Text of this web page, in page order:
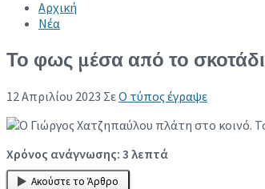
Αρχική
Νέα
Το φως μέσα από το σκοτάδι
12 Απριλίου 2023 ΣεΟ τύπος έγραψε
Χρόνος ανάγνωσης: 3 λεπτά
Ακούστε το Άρθρο